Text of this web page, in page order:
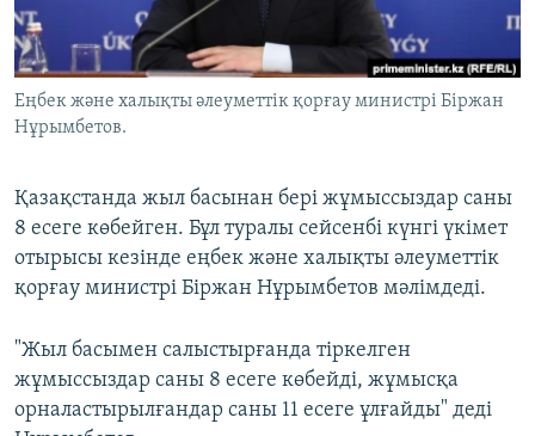
ЖАЗЫЛЫҢЫЗ
Басқа тілдерде
Еңбек және халықты әлеуметтік қорғау министрі Біржан
Нұрымбетов.
Қазақстанда жыл басынан бері жұмыссыздар саны
8 есеге көбейген. Бұл туралы сейсенбі күнгі үкімет
отырысы кезінде еңбек және халықты әлеуметтік
қорғау министрі Біржан Нұрымбетов мәлімдеді.
"Жыл басымен салыстырғанда тіркелген
жұмыссыздар саны 8 есеге көбейді, жұмысқа
орналастырылғандар саны 11 есеге ұлғайды" деді